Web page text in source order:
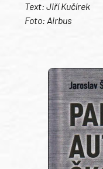
Text: Jiří Kučírek
Foto: Airbus